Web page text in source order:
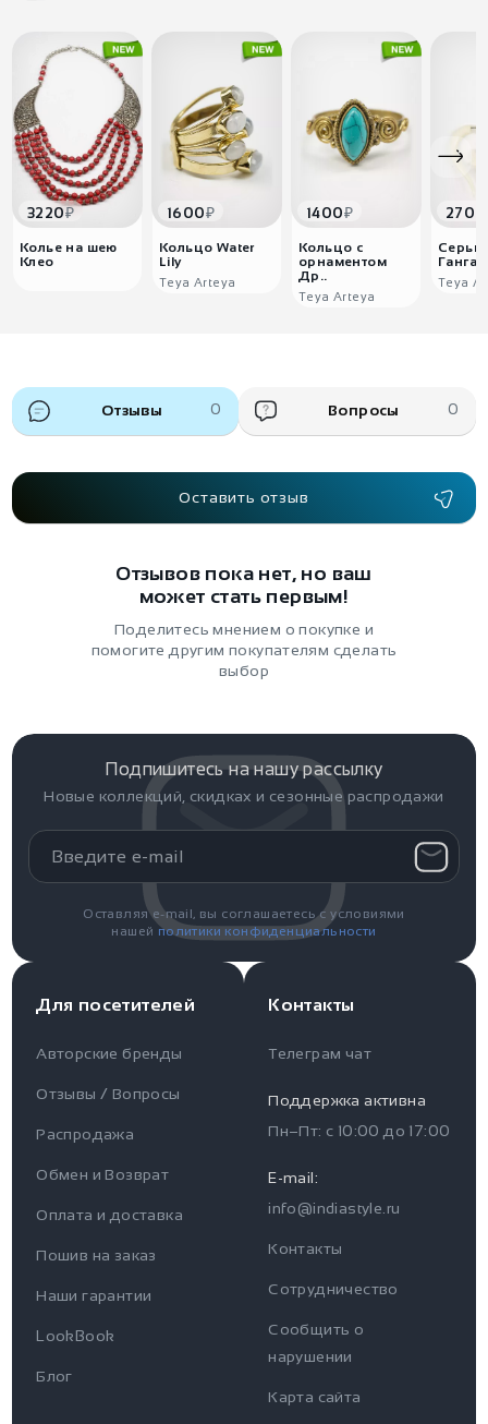
Контакты
Часы работы поддержки
Пн-Пт c 10:00 до 17:00
Telegram
Для пользователя
Информация
Наши гарантии
Контакты
3220₽
Колье на шею
Клео
1600₽
Кольцо Water
Lily
Teya Arteya
1400₽
Кольцо с
орнаментом
Др..
Teya Arteya
2700
Teya
Отзывы 0 Вопросы 0
Оставить отзыв
Отзывов пока нет, но ваш
может стать первым!
Поделитесь мнением о покупке и
помогите другим покупателям сделать
выбор
Для посетителей
Авторские бренды
Отзывы / Вопросы
Распродажа
Обмен и Возврат
Оплата и доставка
Пошив на заказ
Наши гарантии
LookBook
Блог
Подпишитесь на нашу рассылку
Новые коллекций, скидках и сезонные распродажи
Оставляя e-mail, вы соглашаетесь с условиями
нашей политики конфиденциальности
Контакты
Телеграм чат
Поддержка активна
Пн–Пт: с 10:00 до 17:00
E-mail:
info@indiastyle.ru
Контакты
Сотрудничество
Сообщить о
нарушении
Карта сайта